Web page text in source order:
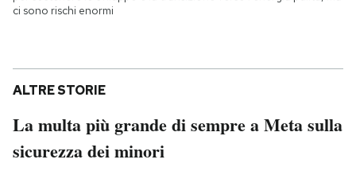
ci sono rischi enormi
ALTRE STORIE
La multa più grande di sempre a Meta sulla
sicurezza dei minori